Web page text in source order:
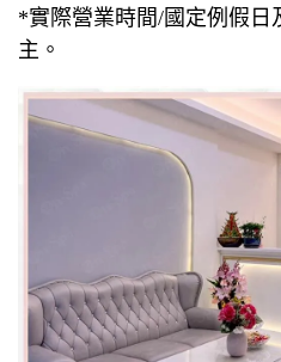
*實際營業時間/國定例假日
主。